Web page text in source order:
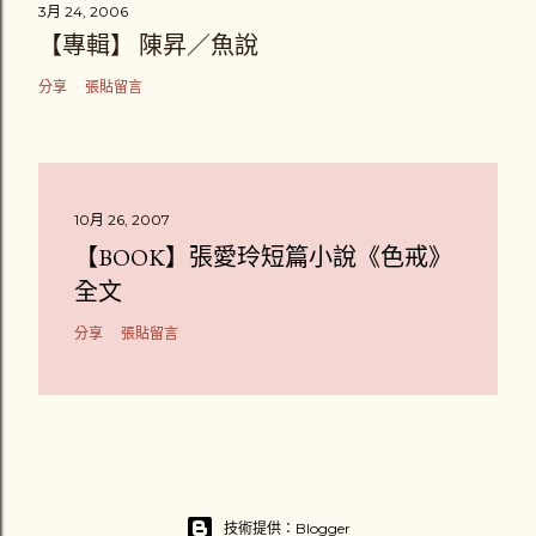
3月 24, 2006
【專輯】 陳昇／魚說
分享 張貼留言
10月 26, 2007
【BOOK】張愛玲短篇小說《色戒》
全文
分享 張貼留言
技術提供：Blogger